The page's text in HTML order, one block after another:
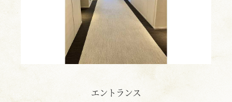
エントランス